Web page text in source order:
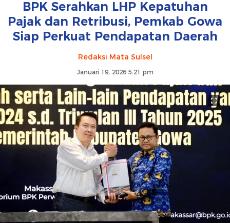
BPK Serahkan LHP Kepatuhan
Pajak dan Retribusi, Pemkab Gowa
Siap Perkuat Pendapatan Daerah
Redaksi Mata Sulsel
Januari 19, 2026 5:21 pm